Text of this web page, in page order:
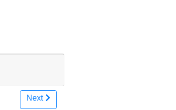
Next